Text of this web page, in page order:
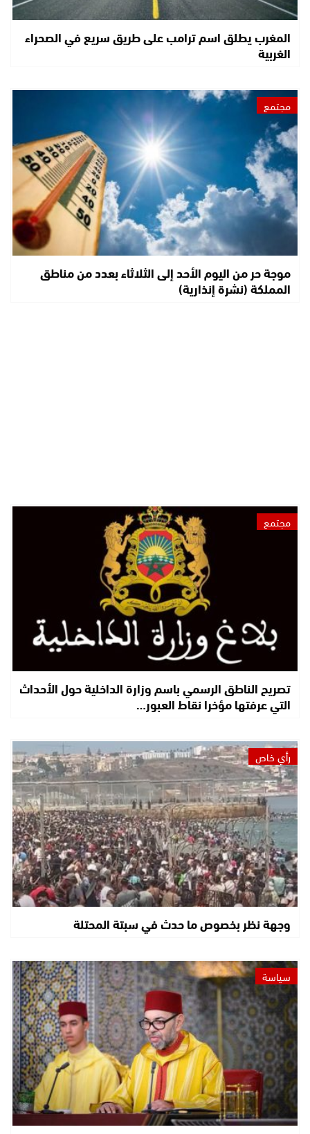
المغرب يطلق اسم ترامب على طريق سريع في الصحراء
الغربية
مجتمع
موجة حر من اليوم الأحد إلى الثلاثاء بعدد من مناطق
المملكة (نشرة إنذارية)
مجتمع
تصريح الناطق الرسمي باسم وزارة الداخلية حول الأحداث
التي عرفتها مؤخرا نقاط العبور…
رأي خاص
وجهة نظر بخصوص ما حدث في سبتة المحتلة
سياسة